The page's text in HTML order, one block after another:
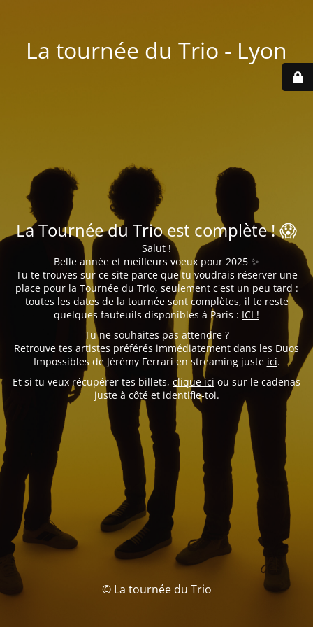
La tournée du Trio - Lyon
La Tournée du Trio est complète ! 😱
Salut !
Belle année et meilleurs voeux pour 2025 ✨
Tu te trouves sur ce site parce que tu voudrais réserver une
place pour la Tournée du Trio, seulement c'est un peu tard :
toutes les dates de la tournée sont complètes, il te reste
quelques fauteuils disponibles à Paris : ICI !
Tu ne souhaites pas attendre ?
Retrouve tes artistes préférés immédiatement dans les Duos
Impossibles de Jérémy Ferrari en streaming juste ici.
Et si tu veux récupérer tes billets, clique ici ou sur le cadenas
juste à côté et identifie-toi.
© La tournée du Trio